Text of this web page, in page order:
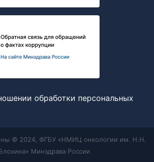
обработки персональных
© 2024, ФГБУ «НМИЦ онкологии им. Н.Н.
Минздрава России